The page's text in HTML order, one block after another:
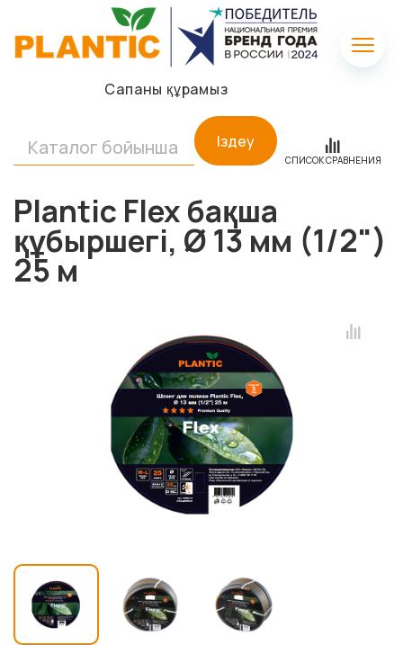
Сапаны құрамыз
Іздеу
СПИСОК СРАВНЕНИЯ
Plantic Flex бақша
құбыршегі, Ø 13 мм (1/2")
25 м